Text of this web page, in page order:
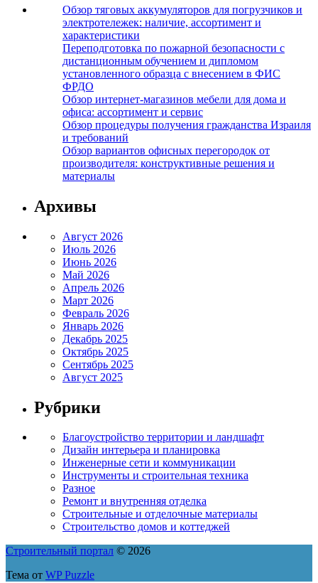
Обзор тяговых аккумуляторов для погрузчиков и
электротележек: наличие, ассортимент и
характеристики
Переподготовка по пожарной безопасности с
дистанционным обучением и дипломом
установленного образца с внесением в ФИС
ФРДО
Обзор интернет-магазинов мебели для дома и
офиса: ассортимент и сервис
Обзор процедуры получения гражданства Израиля
и требований
Обзор вариантов офисных перегородок от
производителя: конструктивные решения и
материалы
Архивы
Август 2026
Июль 2026
Июнь 2026
Май 2026
Апрель 2026
Март 2026
Февраль 2026
Январь 2026
Декабрь 2025
Октябрь 2025
Сентябрь 2025
Август 2025
Рубрики
Благоустройство территории и ландшафт
Дизайн интерьера и планировка
Инженерные сети и коммуникации
Инструменты и строительная техника
Разное
Ремонт и внутренняя отделка
Строительные и отделочные материалы
Строительство домов и коттеджей
Строительный портал © 2026
Тема от WP Puzzle